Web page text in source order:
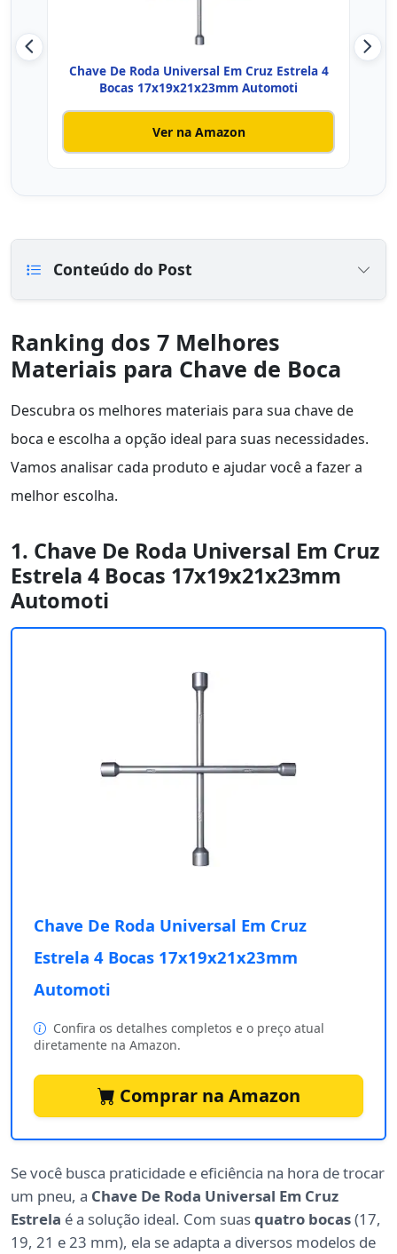
Chave De Roda Universal Em Cruz Estrela 4
Bocas 17x19x21x23mm Automoti
Ver na Amazon
Conteúdo do Post
Ranking dos 7 Melhores
Materiais para Chave de Boca
Descubra os melhores materiais para sua chave de
boca e escolha a opção ideal para suas necessidades.
Vamos analisar cada produto e ajudar você a fazer a
melhor escolha.
1. Chave De Roda Universal Em Cruz
Estrela 4 Bocas 17x19x21x23mm
Automoti
Chave De Roda Universal Em Cruz
Estrela 4 Bocas 17x19x21x23mm
Automoti
Confira os detalhes completos e o preço atual
diretamente na Amazon.
Comprar na Amazon
Se você busca praticidade e eficiência na hora de trocar
um pneu, a Chave De Roda Universal Em Cruz
Estrela é a solução ideal. Com suasquatro bocas(17,
19, 21 e 23 mm), ela se adapta a diversos modelos de